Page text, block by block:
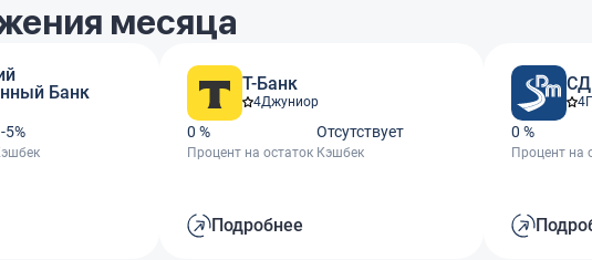
месяца
Банк
5%
Т-Банк
4Джуниор
0 %
Процент на остаток
Отсутствует
Кэшбек
Подробнее
4
0 %
Процент на